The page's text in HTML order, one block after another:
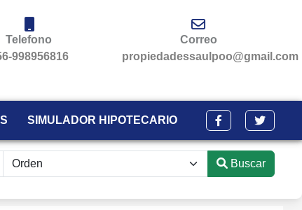
Telefono
998956816
Correo
propiedadessaulpoo@gmail.com
SIMULADOR HIPOTECARIO
Buscar